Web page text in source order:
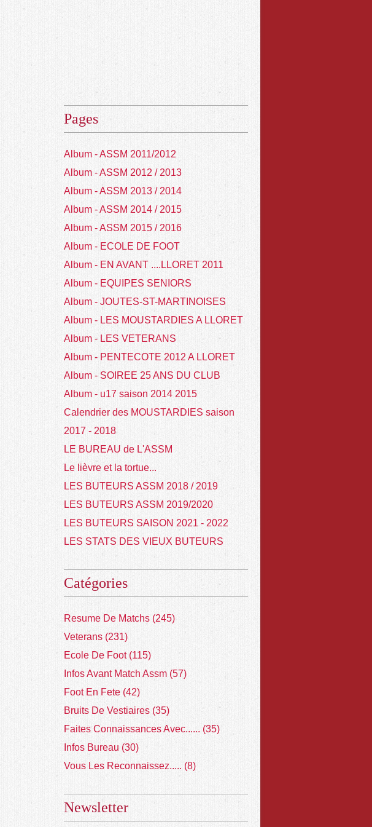
Pages
Album - ASSM 2011/2012
Album - ASSM 2012 / 2013
Album - ASSM 2013 / 2014
Album - ASSM 2014 / 2015
Album - ASSM 2015 / 2016
Album - ECOLE DE FOOT
Album - EN AVANT ....LLORET 2011
Album - EQUIPES SENIORS
Album - JOUTES-ST-MARTINOISES
Album - LES MOUSTARDIES A LLORET
Album - LES VETERANS
Album - PENTECOTE 2012 A LLORET
Album - SOIREE 25 ANS DU CLUB
Album - u17 saison 2014 2015
Calendrier des MOUSTARDIES saison
2017 - 2018
LE BUREAU de L'ASSM
Le lièvre et la tortue...
LES BUTEURS ASSM 2018 / 2019
LES BUTEURS ASSM 2019/2020
LES BUTEURS SAISON 2021 - 2022
LES STATS DES VIEUX BUTEURS
Catégories
Resume De Matchs (245)
Veterans (231)
Ecole De Foot(115)
Infos Avant Match Assm (57)
Foot En Fete (42)
Bruits De Vestiaires (35)
Faites Connaissances Avec...... (35)
Infos Bureau (30)
Vous Les Reconnaissez..... (8)
Newsletter